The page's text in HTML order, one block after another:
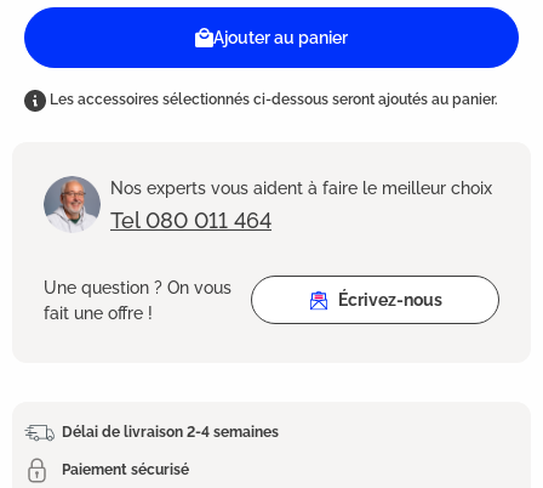
Ajouter au panier
Les accessoires sélectionnés ci-dessous seront ajoutés au panier.
Nos experts vous aident à faire le meilleur choix
Tel 080 011 464
Une question ? On vous
fait une offre !
Écrivez-nous
Délai de livraison 2-4 semaines
Paiement sécurisé